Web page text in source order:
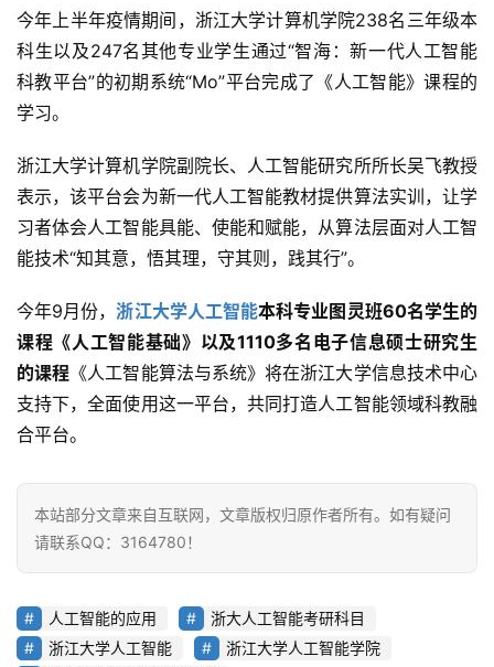
首
页
业
界
今年上半年疫情期间，浙江大学计算机学院238名三年级本
科生以及247名其他专业学生通过“智海：新一代人工智能
科教平台”的初期系统“Mo”平台完成了《人工智能》课程的
学习。
浙江大学计算机学院副院长、人工智能研究所所长吴飞教授
表示，该平台会为新一代人工智能教材提供算法实训，让学
习者体会人工智能具能、使能和赋能，从算法层面对人工智
能技术“知其意，悟其理，守其则，践其行”。
今年9月份，浙江大学人工智能本科专业图灵班60名学生的
课程《人工智能基础》以及1110多名电子信息硕士研究生
的课程 《人工智能算法与系统》将在浙江大学信息技术中心
支持下，全面使用这一平台，共同打造人工智能领域科教融
合平台。
本站部分文章来自互联网，文章版权归原作者所有。如有疑问
请联系QQ：3164780！
人工智能的应用
浙大人工智能考研科目
浙江大学人工智能
浙江大学人工智能学院